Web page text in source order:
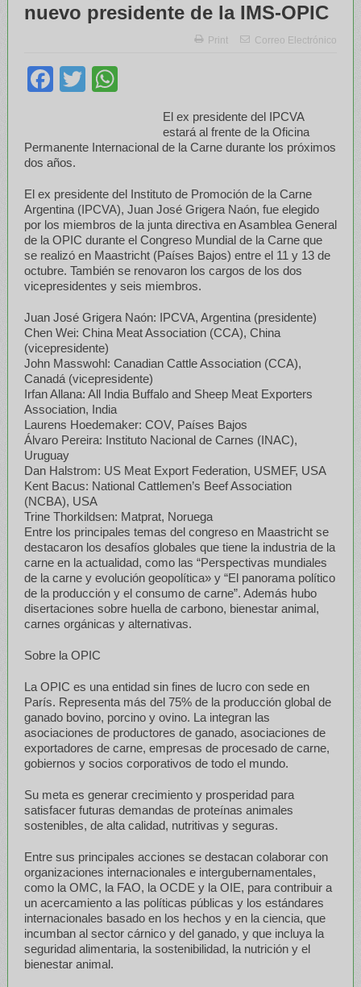
nuevo presidente de la IMS-OPIC
Print Correo Electrónico
Facebook
Twitter
El ex presidente del IPCVA
estará al frente de la Oficina
Permanente Internacional de la Carne durante los próximos
dos años.
El ex presidente del Instituto de Promoción de la Carne
Argentina (IPCVA), Juan José Grigera Naón, fue elegido
por los miembros de la junta directiva en Asamblea General
de la OPIC durante el Congreso Mundial de la Carne que
se realizó en Maastricht (Países Bajos) entre el 11 y 13 de
octubre. También se renovaron los cargos de los dos
vicepresidentes y seis miembros.
Juan José Grigera Naón: IPCVA, Argentina (presidente)
Chen Wei: China Meat Association (CCA), China
(vicepresidente)
John Masswohl: Canadian Cattle Association (CCA),
Canadá (vicepresidente)
Irfan Allana: All India Buffalo and Sheep Meat Exporters
Association, India
Laurens Hoedemaker: COV, Países Bajos
Álvaro Pereira: Instituto Nacional de Carnes (INAC),
Uruguay
Dan Halstrom: US Meat Export Federation, USMEF, USA
Kent Bacus: National Cattlemen’s Beef Association
(NCBA), USA
Trine Thorkildsen: Matprat, Noruega
Entre los principales temas del congreso en Maastricht se
destacaron los desafíos globales que tiene la industria de la
carne en la actualidad, como las “Perspectivas mundiales
de la carne y evolución geopolítica» y “El panorama político
de la producción y el consumo de carne”. Además hubo
disertaciones sobre huella de carbono, bienestar animal,
carnes orgánicas y alternativas.
Sobre la OPIC
La OPIC es una entidad sin fines de lucro con sede en
París. Representa más del 75% de la producción global de
ganado bovino, porcino y ovino. La integran las
asociaciones de productores de ganado, asociaciones de
exportadores de carne, empresas de procesado de carne,
gobiernos y socios corporativos de todo el mundo.
Su meta es generar crecimiento y prosperidad para
satisfacer futuras demandas de proteínas animales
sostenibles, de alta calidad, nutritivas y seguras.
Entre sus principales acciones se destacan colaborar con
organizaciones internacionales e intergubernamentales,
como la OMC, la FAO, la OCDE y la OIE, para contribuir a
un acercamiento a las políticas públicas y los estándares
internacionales basado en los hechos y en la ciencia, que
incumban al sector cárnico y del ganado, y que incluya la
seguridad alimentaria, la sostenibilidad, la nutrición y el
bienestar animal.